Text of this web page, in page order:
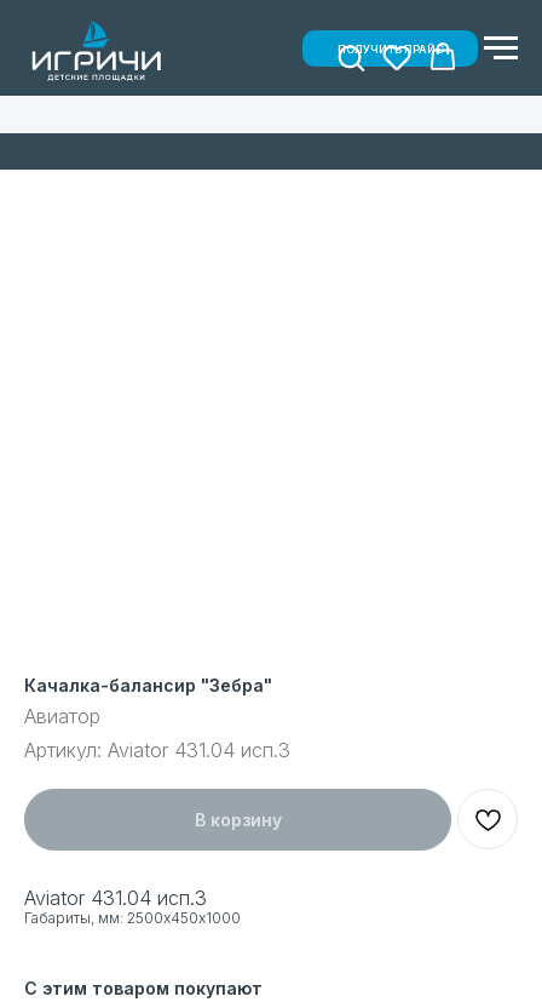
ПОЛУЧИТЬ ПРАЙС
Качалка-балансир "Зебра"
Авиатор
Артикул: Aviator 431.04 исп.3
В корзину
Aviator 431.04 исп.3
Габариты, мм: 2500х450х1000
С этим товаром покупают